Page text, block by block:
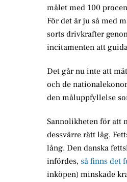
målet med 100
För det är ju så med
sorts drivkrafter
incitamenten att
Det går nu inte att
och de
den måluppfyllelse
Sannolikheten för att
dessvärre rätt låg.
lång. Den danska
infördes, så finns det
inköpen) minskade